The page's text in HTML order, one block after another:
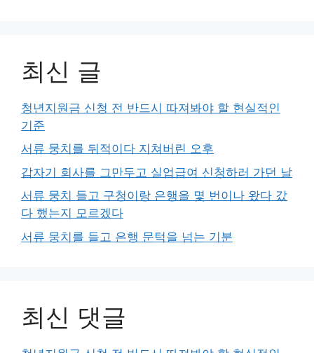
최신 글
청년지원금 신청 전 반드시 따져봐야 할 현실적인
기준
서류 뭉치를 뒤적이다 지쳐버린 오후
갑자기 회사를 그만두고 실업급여 신청하러 가던 날
서류 뭉치 들고 구청이랑 은행을 몇 번이나 왔다 갔
다 했는지 모르겠다
서류 뭉치를 들고 은행 문턱을 넘는 기분
최신 댓글